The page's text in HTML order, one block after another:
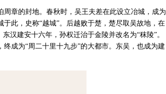
章的封地。春秋时，吴王夫差在此设立冶城，成为
此，史称“越城”。后越败于楚，楚尽取吴故地，在
汉建安十六年，孙权迁治于金陵并改名为“秣陵”。
成为“周二十里十九步”的大都市。东吴，也成为建